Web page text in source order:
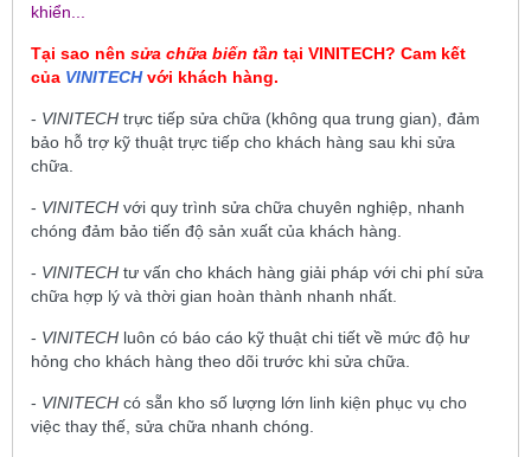
khiển...
Tại sao nên sửa chữa biến tần tại VINITECH? Cam kết
của VINITECHvới khách hàng.
- VINITECH trực tiếp sửa chữa (không qua trung gian), đảm
bảo hỗ trợ kỹ thuật trực tiếp cho khách hàng sau khi sửa
chữa.
- VINITECH với quy trình sửa chữa chuyên nghiệp, nhanh
chóng đảm bảo tiến độ sản xuất của khách hàng.
- VINITECH tư vấn cho khách hàng giải pháp với chi phí sửa
chữa hợp lý và thời gian hoàn thành nhanh nhất.
- VINITECH luôn có báo cáo kỹ thuật chi tiết về mức độ hư
hỏng cho khách hàng theo dõi trước khi sửa chữa.
- VINITECH có sẵn kho số lượng lớn linh kiện phục vụ cho
việc thay thế, sửa chữa nhanh chóng.